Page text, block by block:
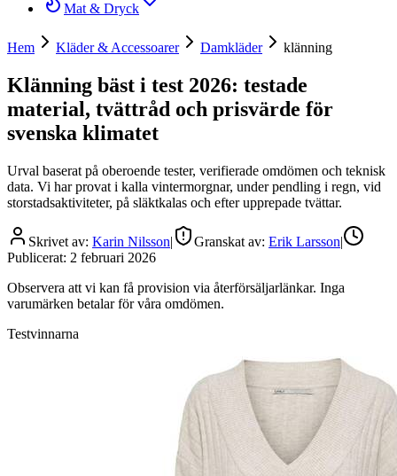
Mat & Dryck
Hem Kläder & Accessoarer Damkläder klänning
Klänning bäst i test 2026: testade
material, tvättråd och prisvärde för
svenska klimatet
Urval baserat på oberoende tester, verifierade omdömen och teknisk
data. Vi har provat i kalla vintermorgnar, under pendling i regn, vid
storstadsaktiviteter, på släktkalas och efter upprepade tvättar.
Skrivet av: Karin Nilsson| Granskat av: Erik Larsson|
Publicerat: 2 februari 2026
Observera att vi kan få provision via återförsäljarlänkar. Inga
varumärken betalar för våra omdömen.
Testvinnarna